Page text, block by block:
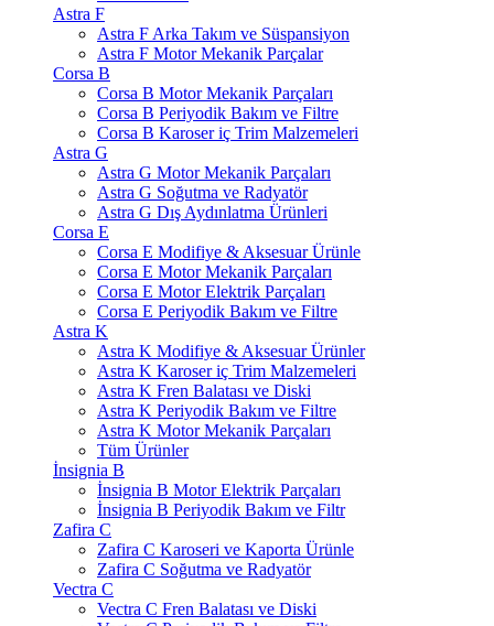
Astra F
Astra F Arka Takım ve Süspansiyon
Astra F Motor Mekanik Parçalar
Corsa B
Corsa B Motor Mekanik Parçaları
Corsa B Periyodik Bakım ve Filtre
Corsa B Karoser iç Trim Malzemeleri
Astra G
Astra G Motor Mekanik Parçaları
Astra G Soğutma ve Radyatör
Astra G Dış Aydınlatma Ürünleri
Corsa E
Corsa E Modifiye & Aksesuar Ürünle
Corsa E Motor Mekanik Parçaları
Corsa E Motor Elektrik Parçaları
Corsa E Periyodik Bakım ve Filtre
Astra K
Astra K Modifiye & Aksesuar Ürünler
Astra K Karoser iç Trim Malzemeleri
Astra K Fren Balatası ve Diski
Astra K Periyodik Bakım ve Filtre
Astra K Motor Mekanik Parçaları
Tüm Ürünler
İnsignia B
İnsignia B Motor Elektrik Parçaları
İnsignia B Periyodik Bakım ve Filtr
Zafira C
Zafira C Karoseri ve Kaporta Ürünle
Zafira C Soğutma ve Radyatör
Vectra C
Vectra C Fren Balatası ve Diski